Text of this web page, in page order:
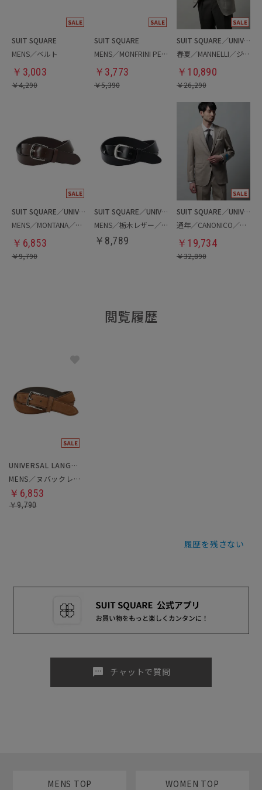
SUIT SQUARE
MENS／ベルト
￥ 3,003
￥4,290
SUIT SQUARE
MENS／MONFRINI PELLAMI／抗菌ベルト
￥ 3,773
￥5,390
SUIT SQUARE／UNIVERSAL LANGUAGE
春夏／MANNELLI／ジャケット
￥ 10,890
￥26,290
SUIT SQUARE／UNIVERSAL LANGUAGE
MENS／MONTANA／ベルト
￥ 6,853
￥9,790
SUIT SQUARE／UNIVERSAL LANGUAGE
MENS／栃木レザー／ベルト
￥ 8,789
SUIT SQUARE／UNIVERSAL LANGUAGE
通年／CANONICO／ジャケット
￥ 19,734
￥32,890
閲覧履歴
UNIVERSAL LANGUAGE
MENS／ヌバックレザーベルト
￥6,853
￥9,790
履歴を残さない
sms チャットで質問
MENS TOP WOMEN TOP